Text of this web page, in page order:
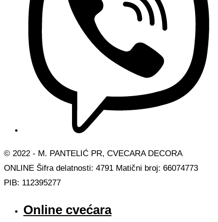
© 2022 - M. PANTELIĆ PR, CVECARA DECORA
ONLINE Šifra delatnosti: 4791 Matični broj: 66074773
PIB: 112395277
Online cvećara